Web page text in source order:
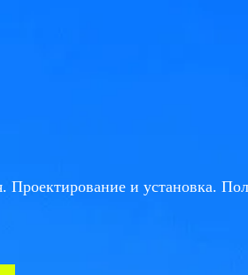
Проектирование и установка.